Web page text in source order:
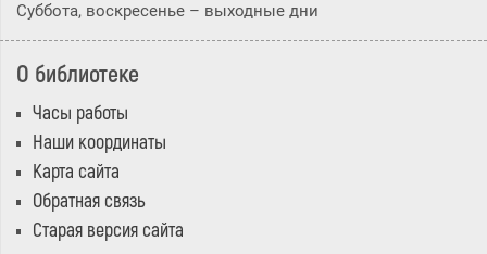
Суббота, воскресенье – выходные дни
О библиотеке
Часы работы
Наши координаты
Карта сайта
Обратная связь
Старая версия сайта